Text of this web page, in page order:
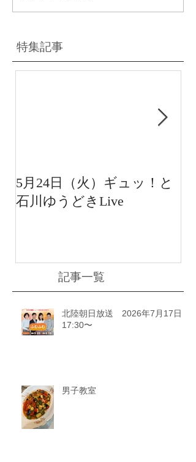
特集記事
5月24日（火）ギュッ！と
石川ゆうどきLive
記事一覧
北陸朝日放送 2026年7月17日
17:30〜
男子教室